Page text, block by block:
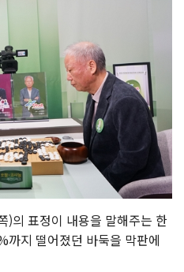
의 표정이 내용을 말해주는 한
까지 떨어졌던 바둑을 막판에